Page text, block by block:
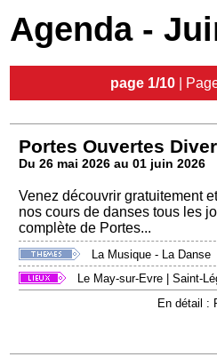
Economie
Services
Agenda -
page 1/10 |
Portes Ouvertes
Du 26 mai 2026 au 01 juin 2026
Venez découvrir gratuitement
nos cours de danses tous les
complète de Portes...
La Musique - La Danse
Le May-sur-Evre |Saint-
En détail :